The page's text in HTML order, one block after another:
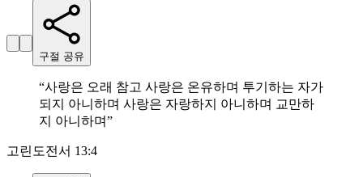
구절 공유
“사랑은 오래 참고 사랑은 온유하며 투기하는 자가
되지 아니하며 사랑은 자랑하지 아니하며 교만하
지 아니하며”
고린도전서 13:4